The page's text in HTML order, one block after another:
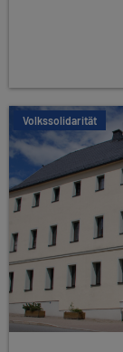
Volkssolidarität